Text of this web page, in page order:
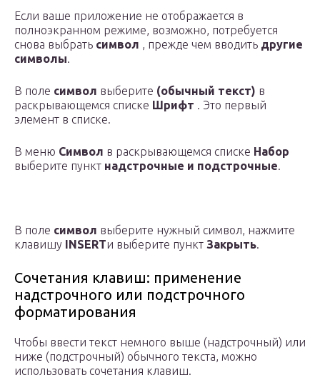
Если ваше приложение не отображается в
полноэкранном режиме, возможно, потребуется
снова выбрать символ , прежде чем вводить другие
символы.
В поле символ выберите (обычный текст) в
раскрывающемся списке Шрифт . Это первый
элемент в списке.
В меню Символ в раскрывающемся списке Набор
выберите пункт надстрочные и подстрочные.
В поле символ выберите нужный символ, нажмите
клавишу INSERTи выберите пункт Закрыть.
Сочетания клавиш: применение
надстрочного или подстрочного
форматирования
Чтобы ввести текст немного выше (надстрочный) или
ниже (подстрочный) обычного текста, можно
использовать сочетания клавиш.